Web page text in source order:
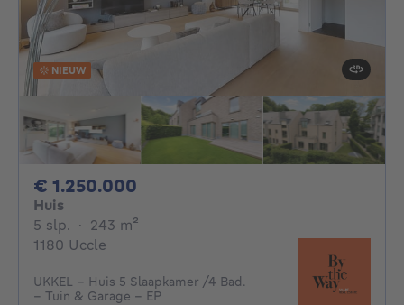
NIEUW
€ 1.250.000
Huis
5 slp. 5 slaapkamers
· 243 m²
1180 Uccle
UKKEL – Huis 5 Slaapkamer /4 Bad.
– Tuin & Garage – EP